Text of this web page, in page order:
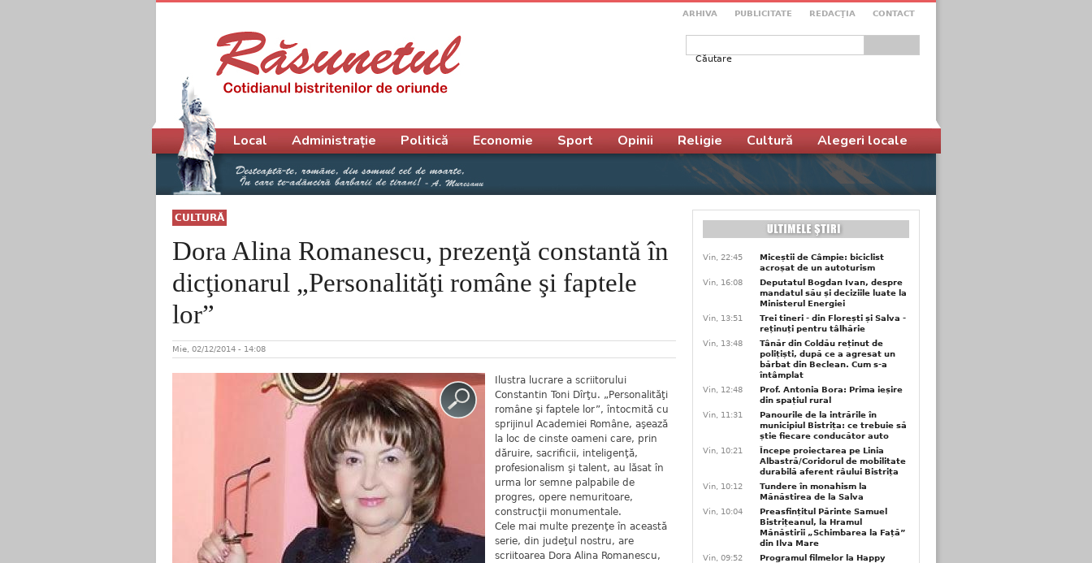
ARHIVA PUBLICITATE REDACŢIA CONTACT
Formular de căutare
CULTURĂ
Dora Alina Romanescu, prezenţă constantă în
dicţionarul „Personalităţi române şi faptele
lor”
Mie, 02/12/2014 - 14:08
Ilustra lucrare a scriitorului
Constantin Toni Dîrţu. „Personalităţi
române şi faptele lor”, întocmită cu
sprijinul Academiei Române, aşează
la loc de cinste oameni care, prin
dăruire, sacrificii, inteligenţă,
profesionalism şi talent, au lăsat în
urma lor semne palpabile de
progres, opere nemuritoare,
construcţii monumentale.
Cele mai multe prezenţe în această
serie, din judeţul nostru, are
scriitoarea Dora Alina Romanescu,
Meniu principal
Local Administrație Politică Economie Sport Opinii Religie Cultură Alegeri locale
Vin, 22:45
Miceștii de Câmpie: biciclist
acroșat de un autoturism
Vin, 16:08
Deputatul Bogdan Ivan, despre
mandatul său și deciziile luate la
Ministerul Energiei
Vin, 13:51
Trei tineri - din Florești și Salva -
reținuți pentru tâlhărie
Vin, 13:48
Tânăr din Coldău reținut de
polițiști, după ce a agresat un
bărbat din Beclean. Cum s-a
întâmplat
Vin, 12:48
Prof. Antonia Bora: Prima ieșire
din spațiul rural
Vin, 11:31
Panourile de la intrările în
municipiul Bistrița: ce trebuie să
știe fiecare conducător auto
Vin, 10:21
Începe proiectarea pe Linia
Albastră/Coridorul de mobilitate
durabilă aferent râului Bistrița
Vin, 10:12
Tundere în monahism la
Mănăstirea de la Salva
Vin, 10:04
Preasfințitul Părinte Samuel
Bistrițeanul, la Hramul
Mănăstirii „Schimbarea la Față”
din Ilva Mare
Vin, 09:52
Programul filmelor la Happy